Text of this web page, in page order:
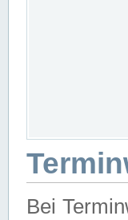
Bei